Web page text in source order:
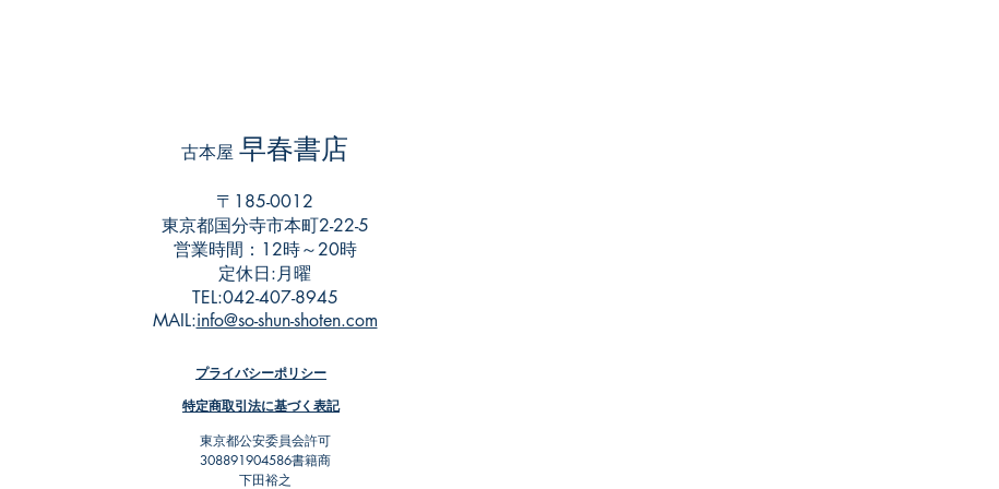
​古本屋 早春書店
〒185-0012
東京都国分寺市本町2-22-5
営業時間：12時～20時
​定休日:月曜
TEL:042-407-8945
​MAIL:info@so-shun-shoten.com
プライバシーポリシー
特定商取引法に基づく表記
東京都公安委員会許可
308891904586書籍商
下田裕之